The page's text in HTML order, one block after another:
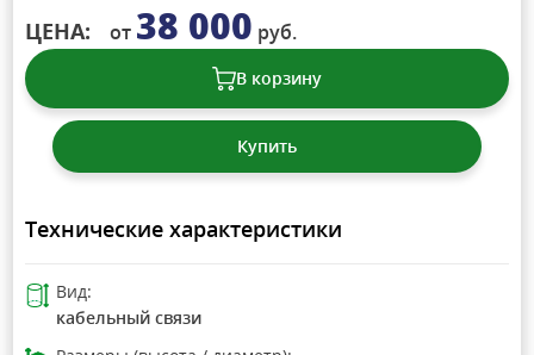
ЦЕНА: от 38 000 руб.
В корзину
Купить
Технические характеристики
Вид:
кабельный связи